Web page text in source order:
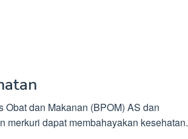
dan Makanan (BPOM) AS dan
merkuri dapat membahayakan kesehatan.